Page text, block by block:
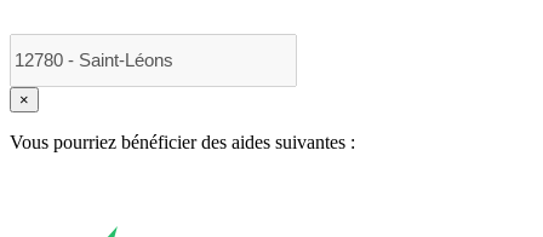
×
Vous pourriez bénéficier des aides suivantes :